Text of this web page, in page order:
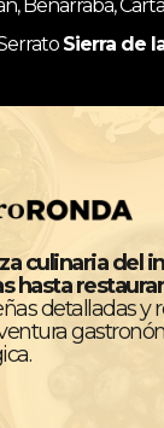
Benarrabá,
Sierra de
culinaria del
hasta
detalladas y